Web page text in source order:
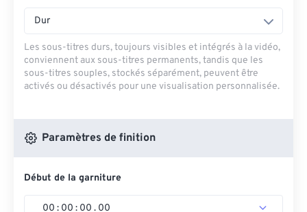
Dur
Les sous-titres durs, toujours visibles et intégrés à la vidéo,
conviennent aux sous-titres permanents, tandis que les
sous-titres souples, stockés séparément, peuvent être
activés ou désactivés pour une visualisation personnalisée.
Paramètres de finition
Début de la garniture
00 : 00 : 00 . 00